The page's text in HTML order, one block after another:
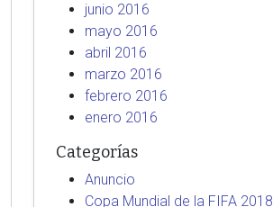
junio 2016
mayo 2016
abril 2016
marzo 2016
febrero 2016
enero 2016
Categorías
Anuncio
Copa Mundial de la FIFA 2018